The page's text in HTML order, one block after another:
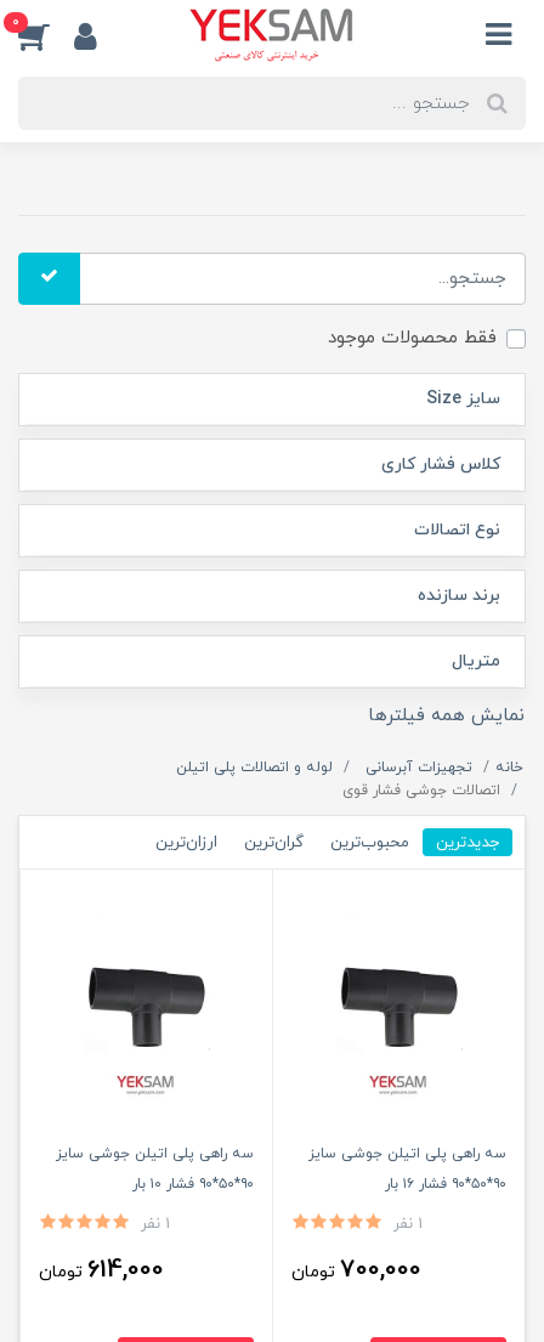
0
فقط محصولات موجود
سایز Size
کلاس فشار کاری
نوع اتصالات
برند سازنده
متریال
نمایش همه فیلترها
خانه تجهیزات آبرسانی
لوله و اتصالات پلی اتیلن
اتصالات جوشی فشار قوی
جدیدترین محبوب‌ترین گران‌ترین ارزان‌ترین
سه راهی پلی اتیلن جوشی سایز
۹۰*۵۰*۹۰ فشار ۱۶ بار
1 نفر
700,000 تومان
سه راهی پلی اتیلن جوشی سایز
۹۰*۵۰*۹۰ فشار ۱۰ بار
1 نفر
614,000 تومان